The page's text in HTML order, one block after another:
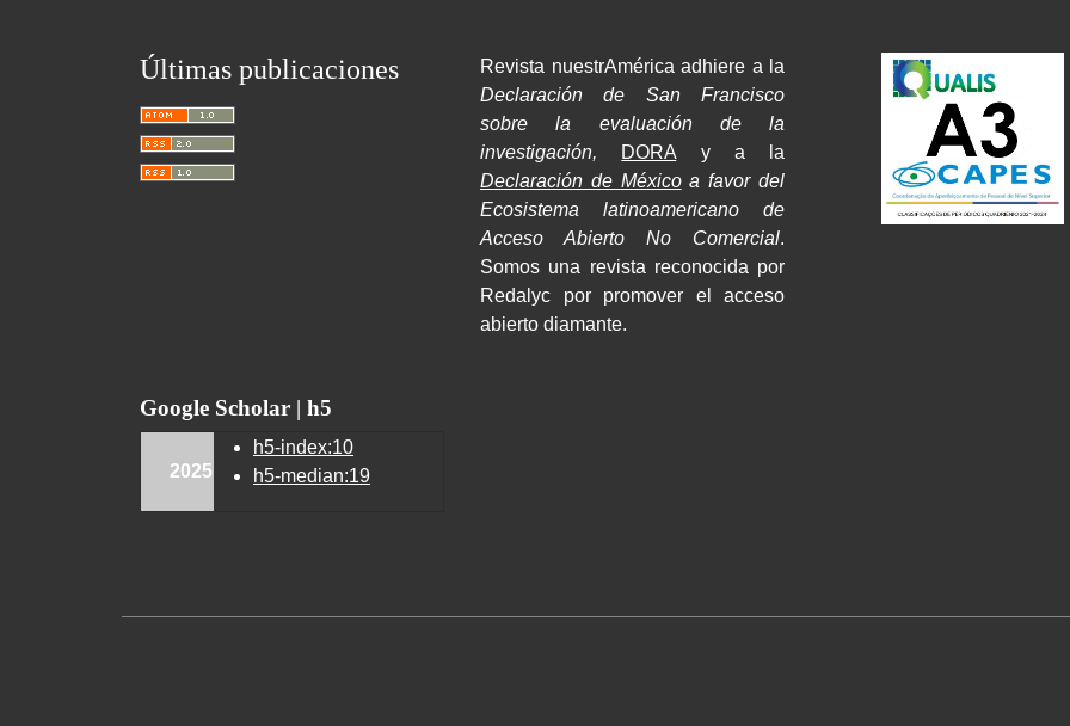
Últimas publicaciones
Revista nuestrAmérica adhiere a la
Declaración de San Francisco
sobre la evaluación de la
investigación,
DORA y a la
Declaración de Méxicoa favor del
Ecosistema latinoamericano de
Acceso Abierto No Comercial.
Somos una revista reconocida por
Redalyc por promover el acceso
abierto diamante.
Google Scholar | h5
2025
h5-index:10
h5-median:19